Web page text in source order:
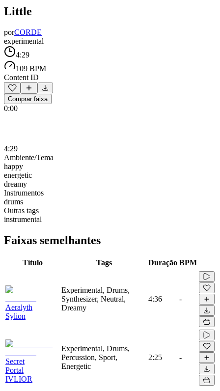
Little
porCORDE
experimental
4:29
109 BPM
Content ID
Comprar faixa
0:00
4:29
Ambiente/Tema
happy
energetic
dreamy
Instrumentos
drums
Outras tags
instrumental
Faixas semelhantes
Título Tags Duração BPM
Aeralyth
Sylion
Experimental, Drums,
Synthesizer, Neutral,
Dreamy
4:36 -
Secret
Portal
IVLIOR
Experimental, Drums,
Percussion, Sport,
Energetic
2:25 -